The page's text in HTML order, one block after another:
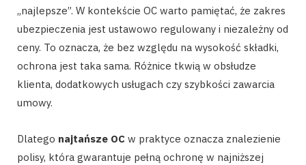
„najlepsze”. W kontekście OC warto pamiętać, że zakres
ubezpieczenia jest ustawowo regulowany i niezależny od
ceny. To oznacza, że bez względu na wysokość składki,
ochrona jest taka sama. Różnice tkwią w obsłudze
klienta, dodatkowych usługach czy szybkości zawarcia
umowy.
Dlatego najtańsze OC w praktyce oznacza znalezienie
polisy, która gwarantuje pełną ochronę w najniższej